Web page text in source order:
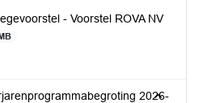
- Voorstel ROVA NV
2026-